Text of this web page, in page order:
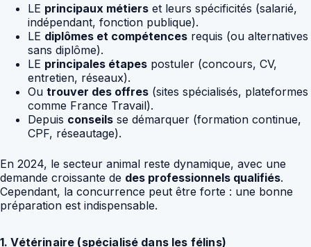
LE principaux métiers et leurs spécificités (salarié,
indépendant, fonction publique).
LE diplômes et compétences requis (ou alternatives
sans diplôme).
LE principales étapes postuler (concours, CV,
entretien, réseaux).
Ou trouver des offres (sites spécialisés, plateformes
comme France Travail).
Depuis conseils se démarquer (formation continue,
CPF, réseautage).
En 2024, le secteur animal reste dynamique, avec une
demande croissante de des professionnels qualifiés.
Cependant, la concurrence peut être forte : une bonne
préparation est indispensable.
1. Vétérinaire (spécialisé dans les félins)